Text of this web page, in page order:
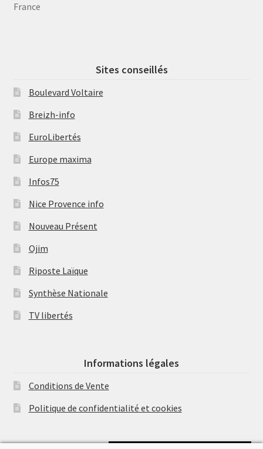
France
Sites conseillés
Boulevard Voltaire
Breizh-info
EuroLibertés
Europe maxima
Infos75
Nice Provence info
Nouveau Présent
Ojim
Riposte Laïque
Synthèse Nationale
TV libertés
Informations légales
Conditions de Vente
Politique de confidentialité et cookies